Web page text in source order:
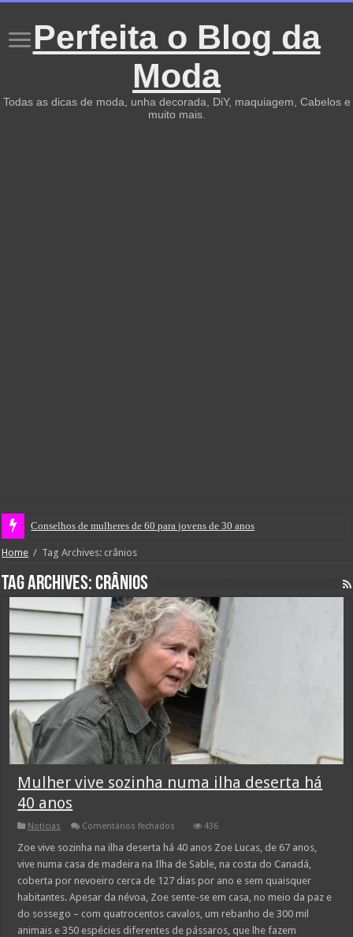
Perfeita o Blog da
Moda
Todas as dicas de moda, unha decorada, DiY, maquiagem, Cabelos e
muito mais.
Conselhos de mulheres de 60 para jovens de 30 anos
Home / Tag Archives: crânios
Tag Archives:crânios
Mulher vive sozinha numa ilha deserta há
40 anos
Notícias Comentários fechados
vive
numa
ilha
deserta
há
anos
436
Zoe vive sozinha na ilha deserta há 40 anos Zoe Lucas, de 67 anos,
vive numa casa de madeira na Ilha de Sable, na costa do Canadá,
coberta por nevoeiro cerca de 127 dias por ano e sem quaisquer
habitantes. Apesar da névoa, Zoe sente-se em casa, no meio da paz e
do sossego – com quatrocentos cavalos, um rebanho de 300 mil
animais e 350 espécies diferentes de pássaros, que lhe fazem